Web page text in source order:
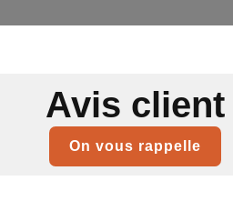
Avis client
On vous rappelle